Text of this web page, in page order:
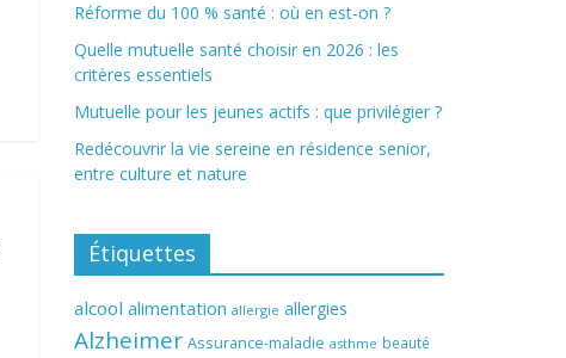
Réforme du 100 % santé : où en est-on ?
Quelle mutuelle santé choisir en 2026 : les
critères essentiels
Mutuelle pour les jeunes actifs : que privilégier ?
Redécouvrir la vie sereine en résidence senior,
entre culture et nature
Étiquettes
alcool alimentation allergie allergies
Alzheimer Assurance-maladie asthme beauté